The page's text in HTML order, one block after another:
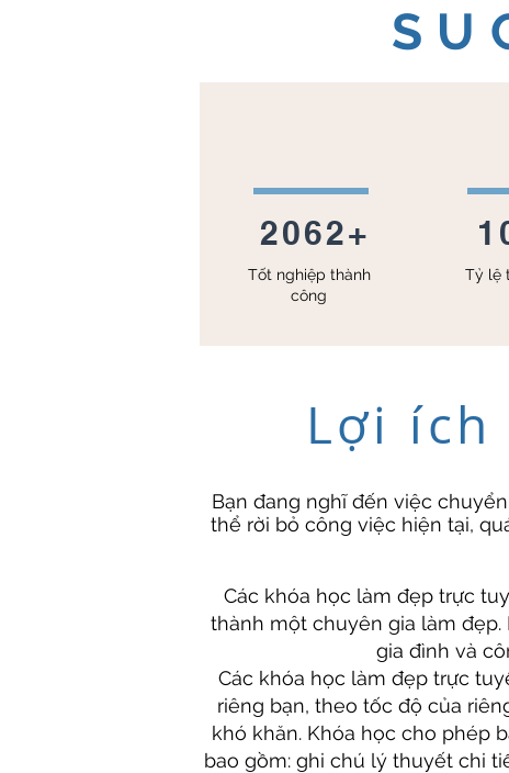
2062+
Tốt nghiệp thành
công
Tỷ lệ
Lợi
Bạn đang nghĩ đến việc
thể rời bỏ công việc hiện tại,
​Các khóa học làm đẹp trực
thành một chuyên gia làm đẹp.
gia đình và
Các khóa học làm đẹp trực
riêng bạn, theo tốc độ của
khó khăn. Khóa học cho phép
bao gồm: ghi chú lý thuyết chi